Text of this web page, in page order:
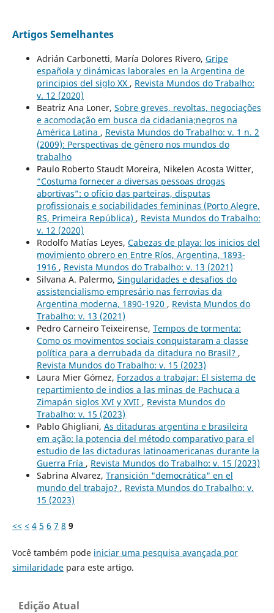
Artigos Semelhantes
Adrián Carbonetti, María Dolores Rivero, Gripe
española y dinámicas laborales en la Argentina de
principios del siglo XX , Revista Mundos do Trabalho:
v. 12 (2020)
Beatriz Ana Loner, Sobre greves, revoltas, negociações
e acomodação em busca da cidadania;negros na
América Latina , Revista Mundos do Trabalho: v. 1 n. 2
(2009): Perspectivas de gênero nos mundos do
trabalho
Paulo Roberto Staudt Moreira, Nikelen Acosta Witter,
“Costuma fornecer a diversas pessoas drogas
abortivas”: o ofício das parteiras, disputas
profissionais e sociabilidades femininas (Porto Alegre,
RS, Primeira República) , Revista Mundos do Trabalho:
v. 12 (2020)
Rodolfo Matías Leyes, Cabezas de playa: los inicios del
movimiento obrero en Entre Ríos, Argentina, 1893-
1916 , Revista Mundos do Trabalho: v. 13 (2021)
Silvana A. Palermo, Singularidades e desafios do
assistencialismo empresário nas ferrovias da
Argentina moderna, 1890-1920 , Revista Mundos do
Trabalho: v. 13 (2021)
Pedro Carneiro Teixeirense, Tempos de tormenta:
Como os movimentos sociais conquistaram a classe
política para a derrubada da ditadura no Brasil? ,
Revista Mundos do Trabalho: v. 15 (2023)
Laura Mier Gómez, Forzados a trabajar: El sistema de
repartimiento de indios a las minas de Pachuca a
Zimapán siglos XVI y XVII , Revista Mundos do
Trabalho: v. 15 (2023)
Pablo Ghigliani, As ditaduras argentina e brasileira
em ação: la potencia del método comparativo para el
estudio de las dictaduras latinoamericanas durante la
Guerra Fría , Revista Mundos do Trabalho: v. 15 (2023)
Sabrina Alvarez, Transición "democrática" en el
mundo del trabajo? , Revista Mundos do Trabalho: v.
15 (2023)
<< < 4 5 6 7 8 9
Você também pode iniciar uma pesquisa avançada por
similaridadepara este artigo.
Edição Atual